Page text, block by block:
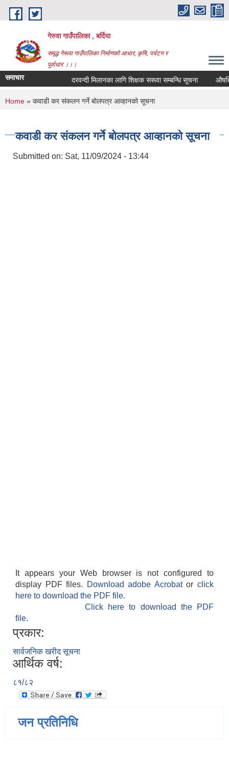
Skip to main content
गेरुवा गाउँपालिका , बर्दिया
समृद्ध गेरूवा गाउँपालिका निर्माणको आधार, कृषि, पर्यटन र
पूर्वाधार ।।।
समाचार दरवन्दी मिलानका लागि शिक्षक सरूवा सम्बन्धि सूचना
You are here
Home » कवाडी कर संकलन गर्ने बोलपत्र आव्हानको सूचना
कवाडी कर संकलन गर्ने बोलपत्र आव्हानको सूचना
Submitted on: Sat, 11/09/2024 - 13:44
It appears your Web browser is not configured to
display PDF files.
Download adobe Acrobatorclick
here to download the PDF file.
Click here to download the PDF
file.
प्रकार:
सार्वजनिक खरीद सूचना
आर्थिक वर्ष:
८१/८२
जन प्रतिनिधि